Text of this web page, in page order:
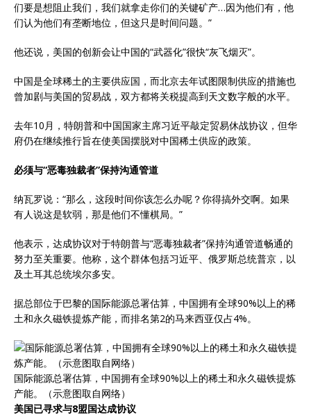
们要是想阻止我们，我们就拿走你们的关键矿产…因为他们有，他
们认为他们有垄断地位，但这只是时间问题。”
他还说，美国的创新会让中国的“武器化”很快“灰飞烟灭”。
中国是全球稀土的主要供应国，而北京去年试图限制供应的措施也
曾加剧与美国的贸易战，双方都将关税提高到天文数字般的水平。
去年10月，特朗普和中国国家主席习近平敲定贸易休战协议，但华
府仍在继续推行旨在使美国摆脱对中国稀土供应的政策。
必须与“恶毒独裁者”保持沟通管道
纳瓦罗说：“那么，这段时间你该怎么办呢？你得搞外交啊。如果
有人说这是软弱，那是他们不懂棋局。”
他表示，达成协议对于特朗普与“恶毒独裁者”保持沟通管道畅通的
努力至关重要。他称，这个群体包括习近平、俄罗斯总统普京，以
及土耳其总统埃尔多安。
据总部位于巴黎的国际能源总署估算，中国拥有全球90%以上的稀
土和永久磁铁提炼产能，而排名第2的马来西亚仅占4%。
国际能源总署估算，中国拥有全球90%以上的稀土和永久磁铁提炼
产能。（示意图取自网络）
美国已寻求与8盟国达成协议